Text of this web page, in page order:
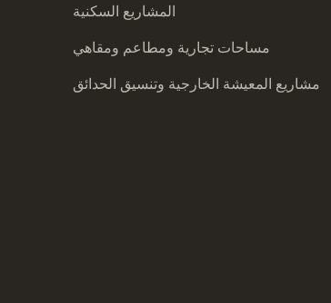
المشاريع السكنية
مساحات تجارية ومطاعم ومقاهي
مشاريع المعيشة الخارجية وتنسيق الحدائق